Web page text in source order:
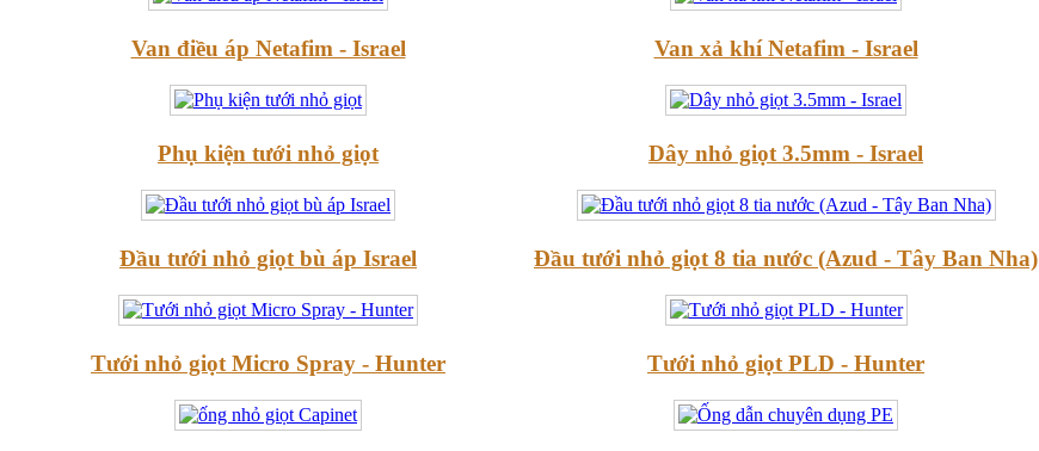
Van điều áp Netafim - Israel Van xả khí Netafim - Israel
Phụ kiện tưới nhỏ giọt Dây nhỏ giọt 3.5mm - Israel
Đầu tưới nhỏ giọt bù áp Israel Đầu tưới nhỏ giọt 8 tia nước (Azud - Tây Ban Nha)
Tưới nhỏ giọt Micro Spray - Hunter Tưới nhỏ giọt PLD - Hunter